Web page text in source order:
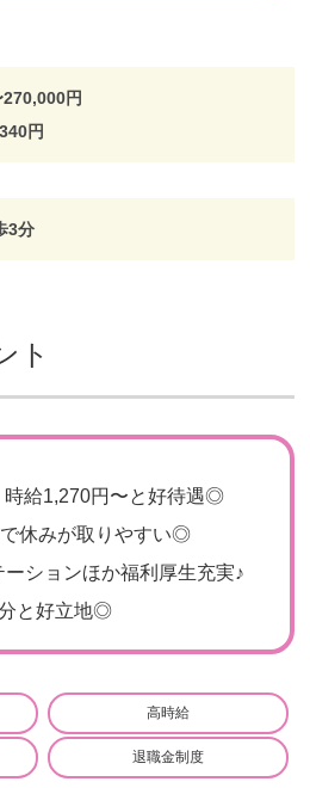
円
円
3分
ト
時給1,270円〜と好待遇◎
休みが取りやすい◎
ションほか福利厚生充実♪
と好立地◎
高時給
退職金制度